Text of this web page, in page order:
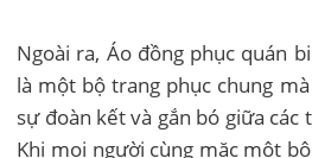
Ngoài ra, Áo đồng phục quán
là một bộ trang phục chung
sự đoàn kết và gắn bó giữa
Khi mọi người cùng mặc một